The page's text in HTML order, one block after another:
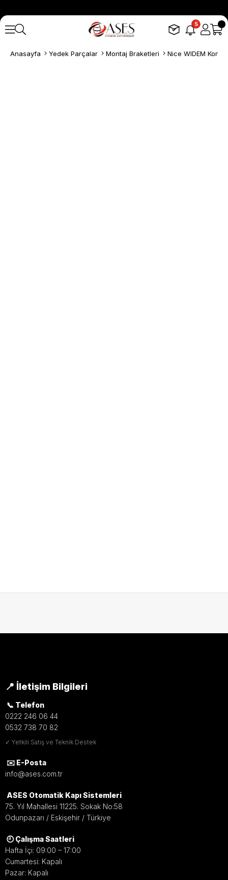
5
Anasayfa Yedek Parçalar Montaj Braketleri Nice WIDEM
📍 İletişim Bilgileri
📞 Telefon
0222 246 06 44
0532 738 70 82
✓ Yetkili Satış ve Teknik Destek
✉️ E-Posta
info@ases.com.tr
ASES Otomatik Kapı Sistemleri
75. Yıl Mahallesi 11225. Sokak No:58
Odunpazarı / Eskişehir / Türkiye
🕘 Çalışma Saatleri
Hafta İçi: 09:00 – 17:00
Cumartesi: Kapalı
Pazar: Kapalı